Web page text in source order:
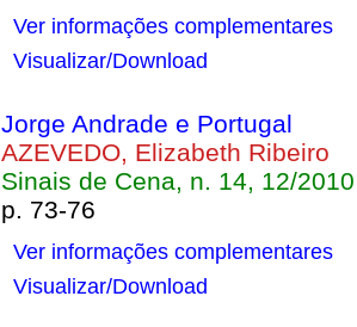
Ver informações complementares
Visualizar/Download
Jorge Andrade e Portugal
AZEVEDO, Elizabeth Ribeiro
Sinais de Cena, n. 14, 12/2010
p. 73-76
Ver informações complementares
Visualizar/Download